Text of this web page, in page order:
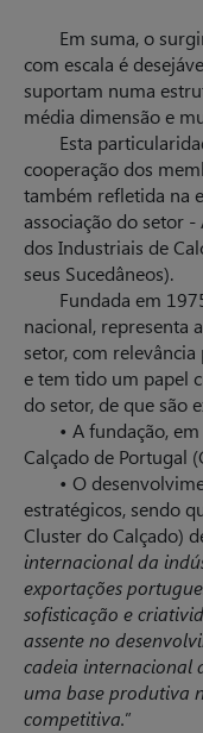
Em suma, o
com escala é
suportam numa
média dimensão e
Esta
cooperação dos
também refletida na
associação do setor -
dos Industriais de
seus Sucedâneos).
Fundada em
nacional, representa
setor, com
e tem tido um papel
do setor, de que são
• A fundação,
Calçado de Portugal
• O
estratégicos, sendo
Cluster do Calçado)
internacional da
exportações
sofisticação e
assente no
cadeia internacional
uma base produtiva
competitiva.”